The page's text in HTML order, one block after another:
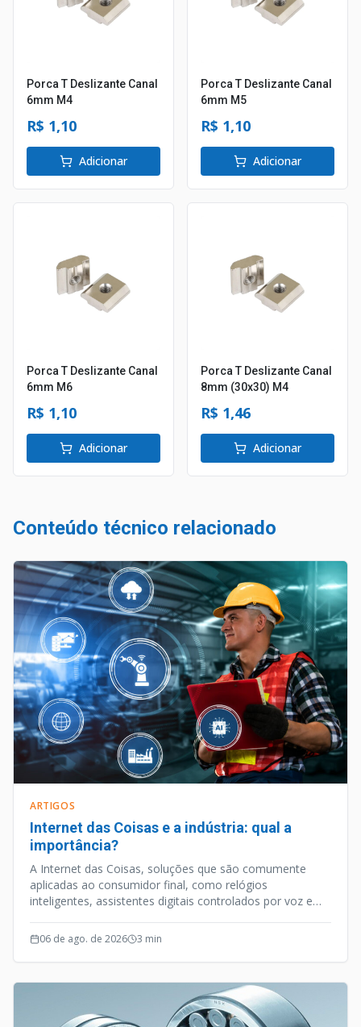
Porca T Deslizante Canal
6mm M4
R$ 1,10
Adicionar
Porca T Deslizante Canal
6mm M5
R$ 1,10
Adicionar
Porca T Deslizante Canal
6mm M6
R$ 1,10
Adicionar
Porca T Deslizante Canal
8mm (30x30) M4
R$ 1,46
Adicionar
Conteúdo técnico relacionado
ARTIGOS
Internet das Coisas e a indústria: qual a
importância?
A Internet das Coisas, soluções que são comumente
aplicadas ao consumidor final, como relógios
inteligentes, assistentes digitais controlados por voz e
vertente tecnológica que caminhou a passos largos nos
últimos anos.
06 de ago. de 2026 3 min